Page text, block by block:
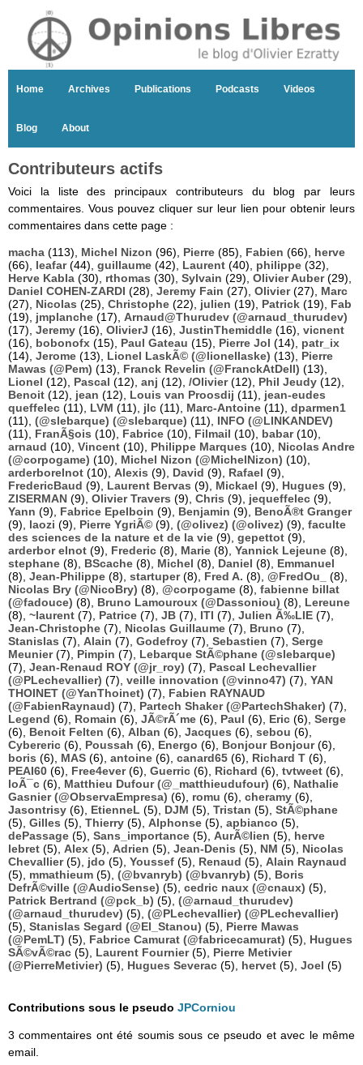
Home Archives Publications Podcasts Videos
Blog About
Contributeurs actifs
Voici la liste des principaux contributeurs du blog par leurs
commentaires. Vous pouvez cliquer sur leur lien pour obtenir leurs
commentaires dans cette page :
macha (113), Michel Nizon (96), Pierre (85), Fabien (66), herve
(66), leafar(44), guillaume (42), Laurent (40), philippe (32),
Herve Kabla (30), rthomas (30), Sylvain (29), Olivier Auber(29),
Daniel COHEN-ZARDI (28), Jeremy Fain (27), Olivier(27), Marc
(27), Nicolas (25), Christophe (22), julien (19), Patrick (19), Fab
(19), jmplanche (17), Arnaud@Thurudev (@arnaud_thurudev)
(17), Jeremy (16), OlivierJ (16), JustinThemiddle (16), vicnent
(16), bobonofx (15), Paul Gateau (15), Pierre Jol (14), patr_ix
(14), Jerome (13), Lionel LaskÃ© (@lionellaske) (13), Pierre
Mawas (@Pem) (13), Franck Revelin (@FranckAtDell) (13),
Lionel (12), Pascal (12), anj (12), /Olivier(12), Phil Jeudy (12),
Benoit (12), jean (12), Louis van Proosdij (11), jean-eudes
queffelec (11), LVM (11), jlc (11), Marc-Antoine (11), dparmen1
(11), (@slebarque) (@slebarque) (11), INFO (@LINKANDEV)
(11), FranÃ§ois (10), Fabrice (10), Filmail (10), babar(10),
arnaud (10), Vincent (10), Philippe Marques (10), Nicolas Andre
(@corpogame) (10), Michel Nizon (@MichelNizon) (10),
arderborelnot (10), Alexis (9), David (9), Rafael (9),
FredericBaud (9), Laurent Bervas (9), Mickael (9), Hugues (9),
ZISERMAN (9), Olivier Travers (9), Chris (9), jequeffelec (9),
Yann (9), Fabrice Epelboin (9), Benjamin (9), BenoÃ®t Granger
(9), laozi (9), Pierre YgriÃ© (9), (@olivez) (@olivez) (9), faculte
des sciences de la nature et de la vie (9), gepettot (9),
arderbor elnot (9), Frederic (8), Marie (8), Yannick Lejeune (8),
stephane (8), BScache (8), Michel (8), Daniel (8), Emmanuel
(8), Jean-Philippe (8), startuper(8), Fred A. (8), @FredOu_
(8),
Nicolas Bry (@NicoBry) (8), @corpogame (8), fabienne billat
(@fadouce) (8), Bruno Lamouroux (@Dassoniou) (8), Lereune
(8), ~laurent (7), Patrice (7), JB (7), ITI (7), Julien Ã‰LIE (7),
Jean-Christophe (7), Nicolas Guillaume (7), Bruno (7),
Stanislas (7), Alain (7), Godefroy (7), Sebastien (7), Serge
Meunier(7), Pimpin (7), Lebarque StÃ©phane (@slebarque)
(7), Jean-Renaud ROY (@jr_roy) (7), Pascal Lechevallier
(@PLechevallier) (7), veille innovation (@vinno47) (7), YAN
THOINET (@YanThoinet) (7), Fabien RAYNAUD
(@FabienRaynaud) (7), Partech Shaker (@PartechShaker) (7),
Legend (6), Romain (6), JÃ©rÃ´me (6), Paul (6), Eric (6), Serge
(6), Benoit Felten (6), Alban (6), Jacques (6), sebou (6),
Cybereric (6), Poussah (6), Energo (6), Bonjour Bonjour(6),
boris (6), MAS (6), antoine (6), canard65 (6), Richard T (6),
PEAI60 (6), Free4ever(6), Guerric (6), Richard (6), tvtweet (6),
loÃ¯c (6), Matthieu Dufour (@_matthieudufour) (6), Nathalie
Gasnier (@ObservaEmpresa) (6), romu (6), cheramy (6),
Jasontrisy (6), EtienneL (5), DJM (5), Tristan (5), StÃ©phane
(5), Gilles (5), Thierry (5), Alphonse (5), apbianco (5),
dePassage (5), Sans_importance (5), AurÃ©lien (5), herve
lebret (5), Alex (5), Adrien (5), Jean-Denis (5), NM (5), Nicolas
Chevallier(5), jdo (5), Youssef (5), Renaud (5), Alain Raynaud
(5), mmathieum (5), (@bvanryb) (@bvanryb) (5), Boris
DefrÃ©ville (@AudioSense) (5), cedric naux (@cnaux) (5),
Patrick Bertrand (@pck_b) (5), (@arnaud_thurudev)
(@arnaud_thurudev) (5), (@PLechevallier) (@PLechevallier)
(5), Stanislas Segard (@El_Stanou) (5), Pierre Mawas
(@PemLT) (5), Fabrice Camurat (@fabricecamurat) (5), Hugues
SÃ©vÃ©rac (5), Laurent Fournier(5), Pierre Metivier
(@PierreMetivier) (5), Hugues Severac (5), hervet (5), Joel (5)
Contributions sous le pseudo JPCorniou
3 commentaires ont été soumis sous ce pseudo et avec le même
email.